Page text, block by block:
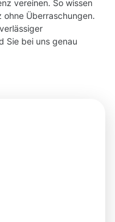
vereinen. So wissen
ohne Überraschungen.
Sie bei uns genau